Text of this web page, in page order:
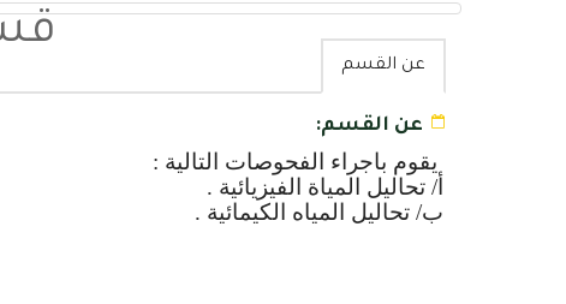
عن القسم
عن القسم:
يقوم باجراء الفحوصات التالية :
أ/ تحاليل المياة الفيزيائية .
ب/ تحاليل المياه الكيمائية .